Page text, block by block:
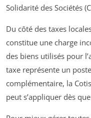
Solidarité des Sociétés
Du côté des taxes
constitue une charge
des biens utilisés pour
taxe représente un
complémentaire, la
peut s’appliquer dès